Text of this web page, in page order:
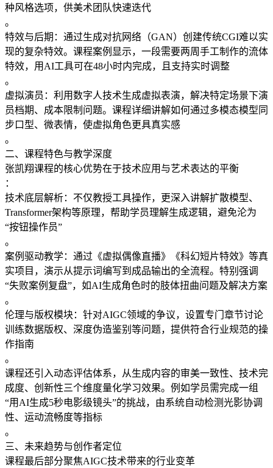
种风格选项，供美术团队快速迭代
。
​​特效与后期​​：通过生成对抗网络（GAN）创建传统CGI难以实
现的复杂特效。课程案例显示，一段需要两周手工制作的流体
特效，用AI工具可在48小时内完成，且支持实时调整
。
​​虚拟演员​​：利用数字人技术生成虚拟表演，解决特定场景下演
员档期、成本限制问题。课程详细讲解如何通过多模态模型同
步口型、微表情，使虚拟角色更具真实感
。
二、课程特色与教学深度
张凯翔课程的核心优势在于​​技术应用与艺术表达的平衡​​
：
​​技术底层解析​​：不仅教授工具操作，更深入讲解扩散模型、
Transformer架构等原理，帮助学员理解生成逻辑，避免沦为
“按钮操作员”
。
​​案例驱动教学​​：通过《虚拟偶像直播》《科幻短片特效》等真
实项目，演示从提示词编写到成品输出的全流程。特别强调
“失败案例复盘”，如AI生成角色时的肢体扭曲问题及解决方案
。
​​伦理与版权模块​​：针对AIGC领域的争议，设置专门章节讨论
训练数据版权、深度伪造鉴别等问题，提供符合行业规范的操
作指南
。
课程还引入​​动态评估体系​​，从生成内容的审美一致性、技术完
成度、创新性三个维度量化学习效果。例如学员需完成一组
“用AI生成5秒电影级镜头”的挑战，由系统自动检测光影协调
性、运动流畅度等指标
。
三、未来趋势与创作者定位
课程最后部分聚焦AIGC技术带来的行业变革